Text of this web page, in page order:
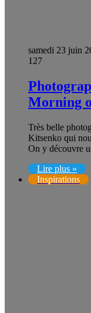
samedi 23 juin
127
Morning
Très belle
Kitsenko qui
On y découvre
Lire plus »
Inspirations